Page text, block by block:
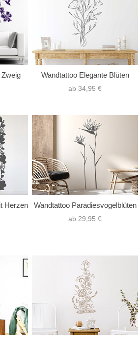
Zweig Wandtattoo Elegante Blüten
ab 34,95 €
Herzen
Wandtattoo Paradiesvogelblüten
ab 29,95 €